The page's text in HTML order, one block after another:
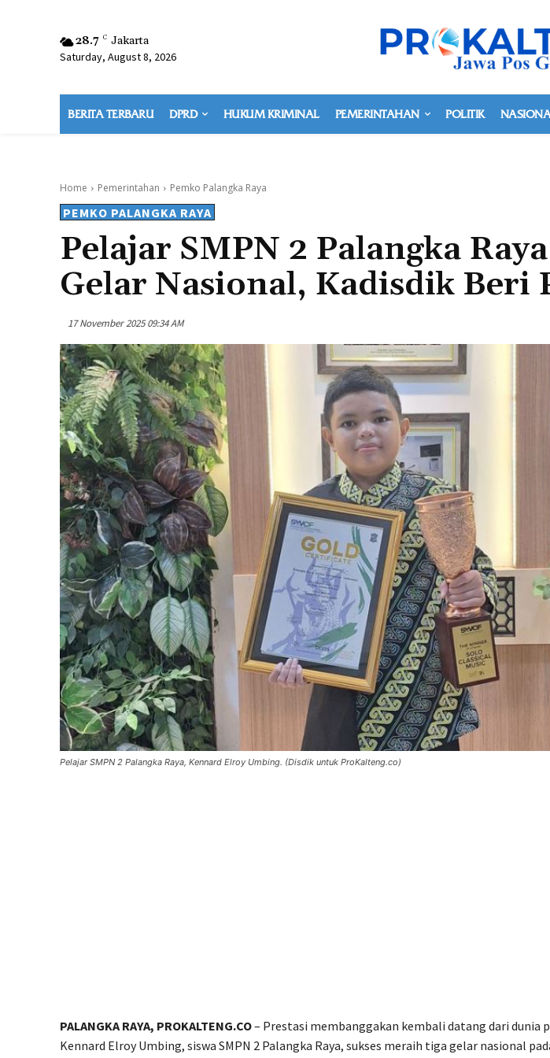
28.7 C Jakarta
Saturday, August 8, 2026
BERITA TERBARU DPRD HUKUM KRIMINAL PEMERINTAHAN POLITIK
Home Pemerintahan Pemko Palangka Raya
PEMKO PALANGKA RAYA
Pelajar SMPN 2 Palangka
Gelar Nasional, Kadisdik Beri
17 November 2025 09:34 AM
Pelajar SMPN 2 Palangka Raya, Kennard Elroy Umbing. (Disdik untuk ProKalteng.co)
PALANGKA RAYA, PROKALTENG.CO– Prestasi membanggakan kembali datang dari dunia
Kennard Elroy Umbing, siswa SMPN 2 Palangka Raya, sukses meraih tiga gelar nasional